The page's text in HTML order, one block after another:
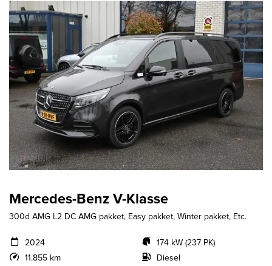
Mercedes-Benz V-Klasse
300d AMG L2 DC AMG pakket, Easy pakket, Winter pakket, Etc.
2024
11.855 km
174 kW (237 PK)
Diesel